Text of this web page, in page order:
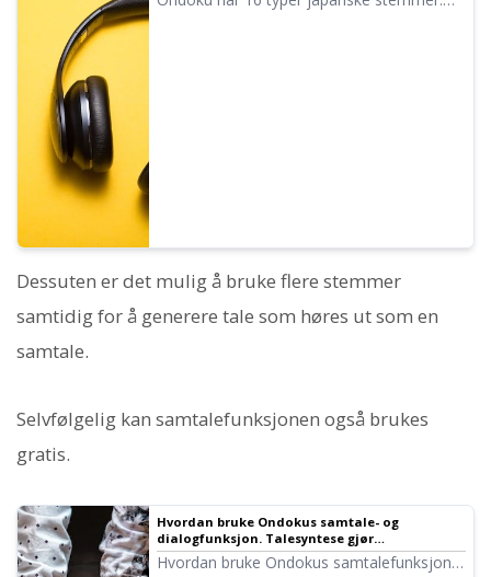
Dessuten er det mulig å bruke flere stemmer
samtidig for å generere tale som høres ut som en
samtale.
Selvfølgelig kan samtalefunksjonen også brukes
gratis.
Hvordan bruke Ondokus samtale- og
dialogfunksjon. Talesyntese gjør
lyttemateriell og langtekstoppretting mer
praktisk!
Hvordan bruke Ondokus samtalefunksjon!